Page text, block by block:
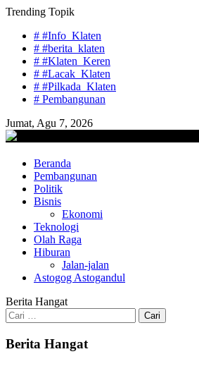
Skip
content
Trending Topik
# #Info_Klaten
# #berita_klaten
# #Klaten_Keren
# #Lacak_Klaten
# #Pilkada_Klaten
# Pembangunan
Jumat, Agu 7, 2026
lacaknews.com
Lacak Gaya Baru
Beranda
Pembangunan
Politik
Bisnis
Ekonomi
Teknologi
Olah Raga
Hiburan
Jalan-jalan
Astogog Astogandul
Berita Hangat
Cari
untuk:
Berita Hangat